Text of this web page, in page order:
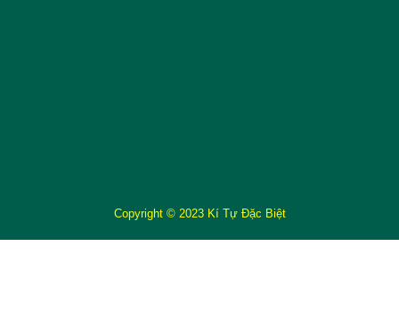
Copyright © 2023 Kí Tự Đặc Biệt